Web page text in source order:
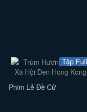
Tập Full
Phim Lẻ Đề Cử